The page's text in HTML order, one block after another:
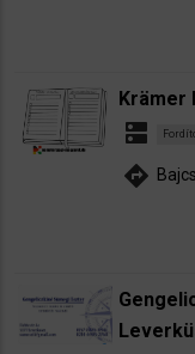
Krämer
dns
directions